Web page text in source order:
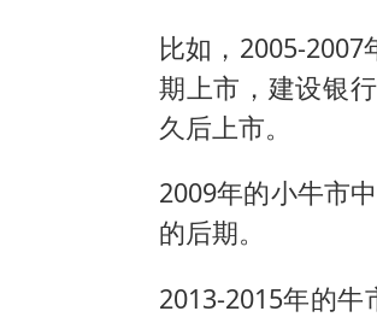
比如，2005-
期上市，建设银
久后上市。
2009年的小牛市
的后期。
2013-2015年的牛